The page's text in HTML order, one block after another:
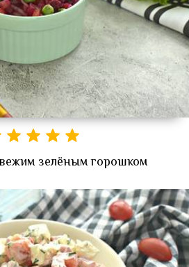
зелёным горошком